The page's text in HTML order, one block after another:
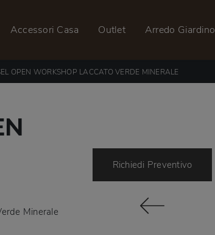
Accessori Casa Outlet Arredo Giardino
OPEN WORKSHOP LACCATO VERDE MINERALE
Minerale
Richiedi Preventivo